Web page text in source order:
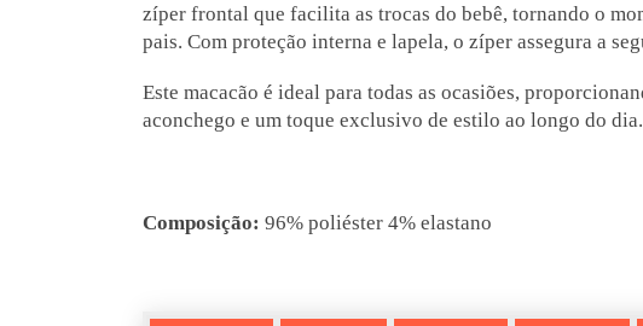
zíper frontal que facilita as trocas do bebê, tornando o
pais. Com proteção interna e lapela, o zíper assegura a
Este macacão é ideal para todas as ocasiões,
aconchego e um toque exclusivo de estilo ao longo do dia.
Composição: 96% poliéster 4% elastano